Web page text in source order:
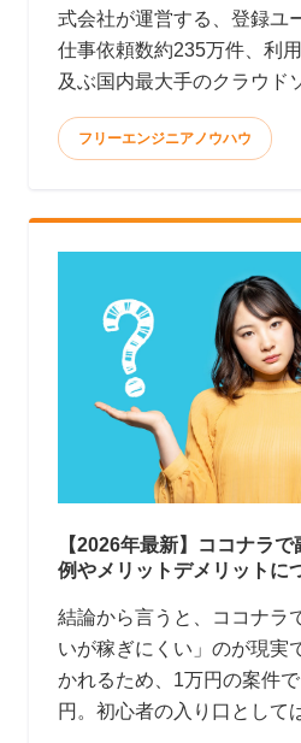
式会社が運営する、登録ユ
仕事依頼数約235万件、利
及ぶ国内最大手のクラウド
す。(2022年9月時点)
フリーエンジニアノウハウ
【2026年最新】ココナラ
例やメリットデメリットに
結論から言うと、ココナラ
いが稼ぎにくい」のが現実
かれるため、1万円の案件
円。初心者の入り口として